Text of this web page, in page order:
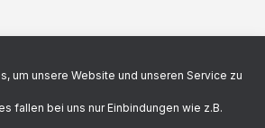
um unsere Website und unseren Service zu
fallen bei uns nur Einbindungen wie z.B.